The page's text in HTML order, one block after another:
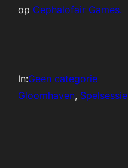
op Cephalofair Games.
In:Geen categorie
Gloomhaven, Spelsessie